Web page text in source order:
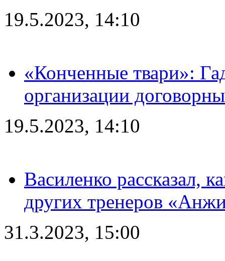
19.5.2023, 14:10
«Конченные твари»:
организации
19.5.2023, 14:10
Василенко рассказал,
других тренеров
31.3.2023, 15:00